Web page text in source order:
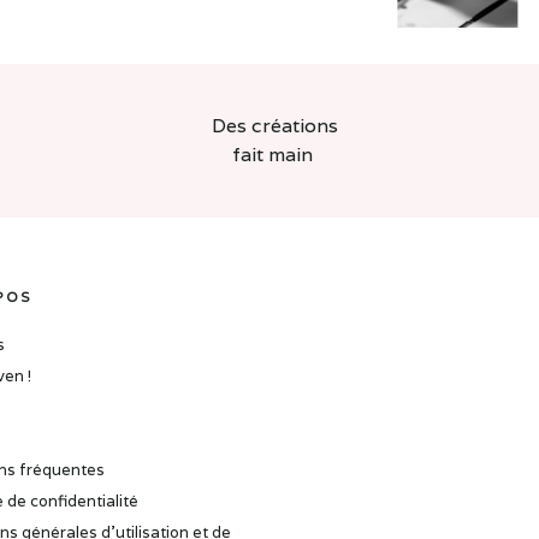
Des créations
fait main
!
fréquentes
de confidentialité
générales d’utilisation et de